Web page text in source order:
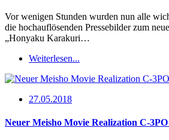
Vor wenigen Stunden wurden nun alle
die hochauflösenden Pressebilder zum
„Honyaku Karakuri…
Weiterlesen...
27.05.2018
Neuer Meisho Movie Realization C-3PO